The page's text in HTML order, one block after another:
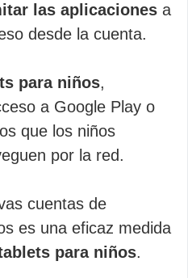
las aplicaciones a
desde la cuenta.
para niños,
a Google Play o
que los niños
por la red.
cuentas de
es una eficaz medida
para niños.